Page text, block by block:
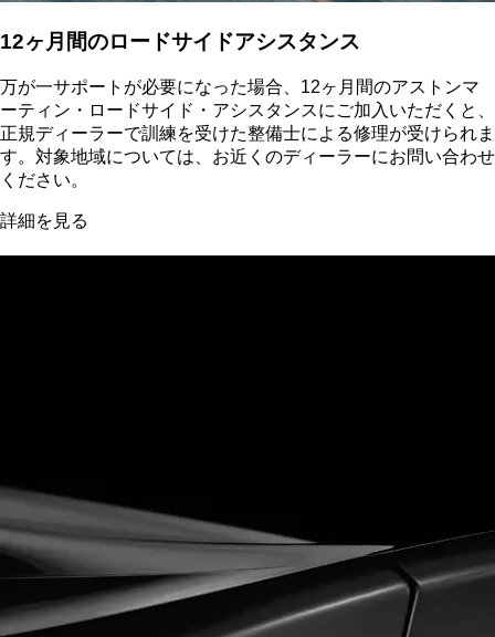
12ヶ月間のロードサイドアシスタンス
万が一サポートが必要になった場合、12ヶ月間のアストンマ
ーティン・ロードサイド・アシスタンスにご加入いただくと、
正規ディーラーで訓練を受けた整備士による修理が受けられま
す。対象地域については、お近くのディーラーにお問い合わせ
ください。
詳細を見る